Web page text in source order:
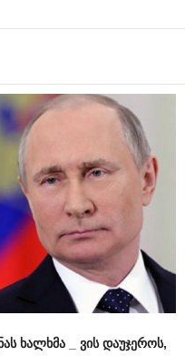
ხალხმა ვის დაუჯეროს,